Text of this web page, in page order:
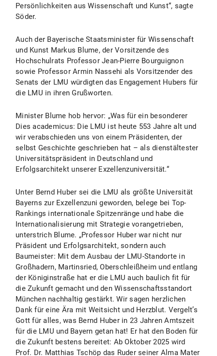
Persönlichkeiten aus Wissenschaft und Kunst“, sagte
Söder.
Auch der Bayerische Staatsminister für Wissenschaft
und Kunst Markus Blume, der Vorsitzende des
Hochschulrats Professor Jean-Pierre Bourguignon
sowie Professor Armin Nassehi als Vorsitzender des
Senats der LMU würdigten das Engagement Hubers für
die LMU in ihren Grußworten.
Minister Blume hob hervor: „Was für ein besonderer
Dies academicus: Die LMU ist heute 553 Jahre alt und
wir verabschieden uns von einem Präsidenten, der
selbst Geschichte geschrieben hat – als dienstältester
Universitätspräsident in Deutschland und
Erfolgsarchitekt unserer Exzellenzuniversität.“
Unter Bernd Huber sei die LMU als größte Universität
Bayerns zur Exzellenzuni geworden, belege bei Top-
Rankings internationale Spitzenränge und habe die
Internationalisierung mit Strategie vorangetrieben,
unterstrich Blume. „Professor Huber war nicht nur
Präsident und Erfolgsarchitekt, sondern auch
Baumeister: Mit dem Ausbau der LMU-Standorte in
Großhadern, Martinsried, Oberschleißheim und entlang
der Königinstraße hat er die LMU auch baulich fit für
die Zukunft gemacht und den Wissenschaftsstandort
München nachhaltig gestärkt. Wir sagen herzlichen
Dank für eine Ära mit Weitsicht und Herzblut. Vergelt’s
Gott für alles, was Bernd Huber in 23 Jahren Amtszeit
für die LMU und Bayern getan hat! Er hat den Boden für
die Zukunft bestens bereitet: Ab Oktober 2025 wird
Prof. Dr. Matthias Tschöp das Ruder seiner Alma Mater